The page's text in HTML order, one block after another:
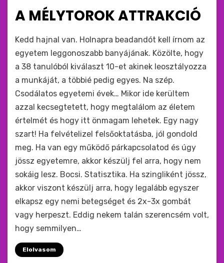
:A MÉLYTOROK ATTRAKCIÓ
by monkey
Kedd hajnal van. Holnapra beadandót kell írnom az
egyetem leggonoszabb banyájának. Közölte, hogy
a 38 tanulóból kiválaszt 10-et akinek leosztályozza
a munkáját, a többié pedig egyes. Na szép.
Csodálatos egyetemi évek… Mikor ide kerültem
azzal kecsegtetett, hogy megtalálom az életem
értelmét és hogy itt önmagam lehetek. Egy nagy
szart! Ha felvételizel felsőoktatásba, jól gondold
meg. Ha van egy működő párkapcsolatod és úgy
jössz egyetemre, akkor készülj fel arra, hogy nem
sokáig lesz. Bocsi. Statisztika. Ha szingliként jössz,
akkor viszont készülj arra, hogy legalább egyszer
elkapsz egy nemi betegséget és 2x-3x gombát
vagy herpeszt. Eddig nekem talán szerencsém volt,
hogy semmilyen…
Elolvasom